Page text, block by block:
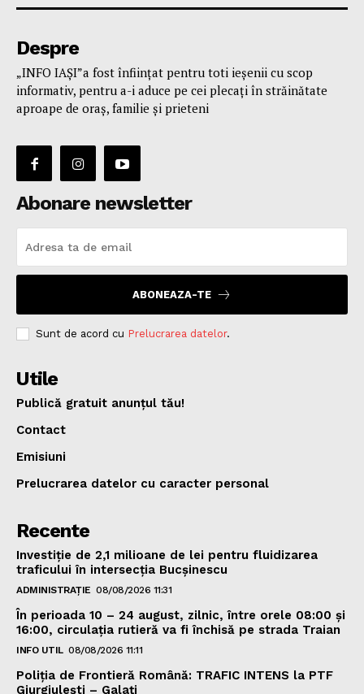
Despre
„INFO IAȘI”a fost înfiinţat pentru toti ieşenii cu scop
informativ, pentru a-i aduce pe cei plecaţi în străinătate
aproape de oraş, familie și prieteni
Abonare newsletter
ABONEAZA-TE
Sunt de acord cu Prelucrarea datelor.
Utile
Publică gratuit anunțul tău!
Contact
Emisiuni
Prelucrarea datelor cu caracter personal
Recente
Investiție de 2,1 milioane de lei pentru fluidizarea
traficului în intersecția Bucșinescu
ADMINISTRAȚIE 08/08/2026 11:31
În perioada 10 – 24 august, zilnic, între orele 08:00 și
16:00, circulația rutieră va fi închisă pe strada Traian
INFO UTIL 08/08/2026 11:11
Poliţia de Frontieră Română: TRAFIC INTENS la PTF
Giurgiulești – Galați